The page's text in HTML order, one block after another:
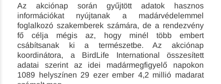
Az akciónap során gyűjtött adatok hasznos
információkat nyújtanak a madárvédelemmel
foglalkozó szakemberek számára, de a rendezvény
fő célja mégis az, hogy minél több embert
csábítsanak ki a természetbe. Az akciónap
koordinátora, a BirdLife International összesített
adatai szerint az idei madármegfigyelő napokon
1089 helyszínen 29 ezer ember 4,2 millió madarat